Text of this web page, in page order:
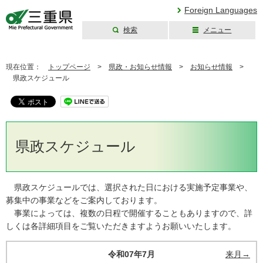
Foreign Languages
検索 メニュー
現在位置： トップページ > 県政・お知らせ情報 > お知らせ情報 >
県政スケジュール
県政スケジュール
県政スケジュールでは、選択された日における実施予定事業や、
募集中の事業などをご案内しております。
事業によっては、複数の日程で開催することもありますので、詳
しくは各詳細項目をご覧いただきますようお願いいたします。
令和07年7月 来月→